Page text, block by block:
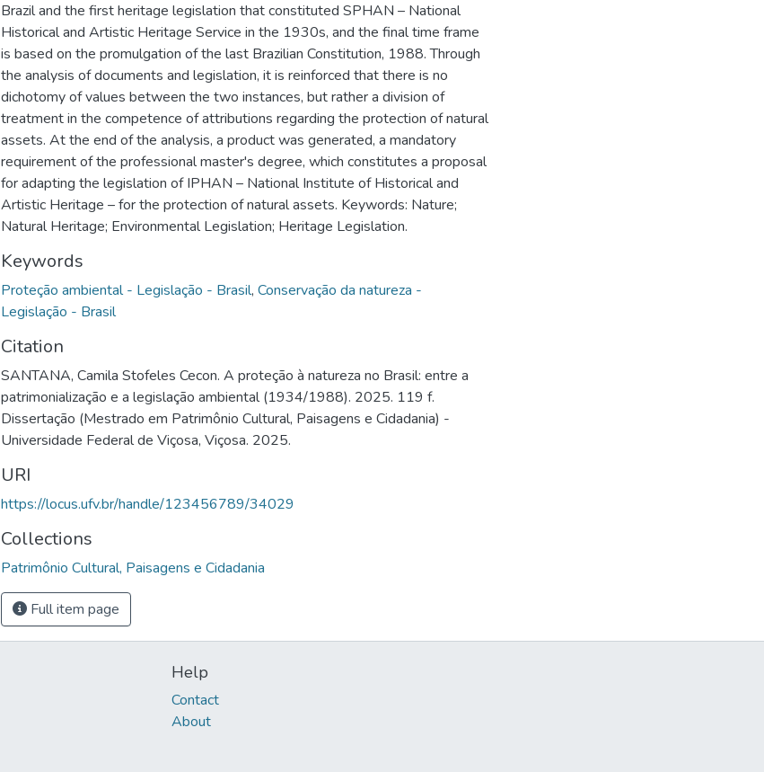
Brazil and the first heritage legislation that constituted SPHAN – National
Historical and Artistic Heritage Service in the 1930s, and the final time frame
is based on the promulgation of the last Brazilian Constitution, 1988. Through
the analysis of documents and legislation, it is reinforced that there is no
dichotomy of values between the two instances, but rather a division of
treatment in the competence of attributions regarding the protection of natural
assets. At the end of the analysis, a product was generated, a mandatory
requirement of the professional master's degree, which constitutes a proposal
for adapting the legislation of IPHAN – National Institute of Historical and
Artistic Heritage – for the protection of natural assets. Keywords: Nature;
Natural Heritage; Environmental Legislation; Heritage Legislation.
Keywords
Proteção ambiental - Legislação - Brasil, Conservação da natureza -
Legislação - Brasil
Citation
SANTANA, Camila Stofeles Cecon. A proteção à natureza no Brasil: entre a
patrimonialização e a legislação ambiental (1934/1988). 2025. 119 f.
Dissertação (Mestrado em Patrimônio Cultural, Paisagens e Cidadania) -
Universidade Federal de Viçosa, Viçosa. 2025.
URI
https://locus.ufv.br/handle/123456789/34029
Collections
Patrimônio Cultural, Paisagens e Cidadania
Full item page
Help
Contact
About